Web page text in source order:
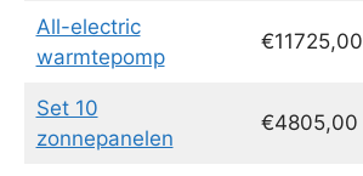
All-electric
warmtepomp
€11725,00
Set 10
zonnepanelen
€4805,00